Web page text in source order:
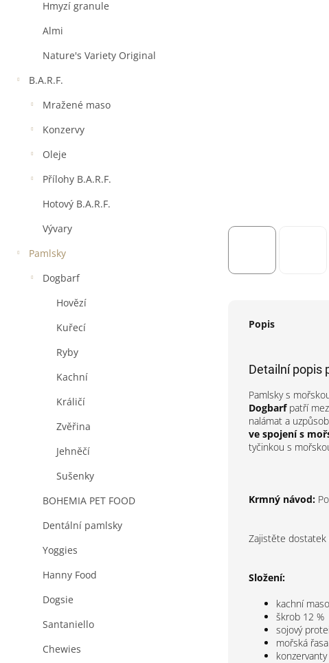
Hmyzí granule
Almi
Nature's Variety Original
B.A.R.F.
Mražené maso
Konzervy
Oleje
Přílohy B.A.R.F.
Hotový B.A.R.F.
Vývary
Pamlsky
Dogbarf
Hovězí
Kuřecí
Ryby
Kachní
Králičí
Zvěřina
Jehněčí
Sušenky
BOHEMIA PET FOOD
Dentální pamlsky
Yoggies
Hanny Food
Dogsie
Santaniello
Chewies
Popis
Detailní popis
Pamlsky s
Dogbarf patří
nalámat a
ve spojení s
tyčinkou s
Krmný návod:
Zajistěte dostatek
Složení:
kachní
škrob 12 %
sojový
mořská
konzervanty